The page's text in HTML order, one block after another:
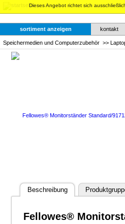
Dieses Angebot richtet sich
sortiment anzeigen kontakt
Speichermedien und Computerzubehör>>
Beschreibung
Fellowes®